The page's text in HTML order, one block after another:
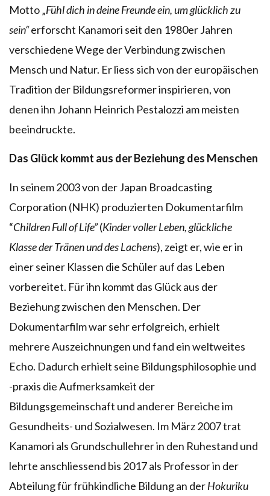
Motto „Fühl dich in deine Freunde ein, um glücklich zu
sein“erforscht Kanamori seit den 1980er Jahren
verschiedene Wege der Verbindung zwischen
Mensch und Natur. Er liess sich von der europäischen
Tradition der Bildungsreformer inspirieren, von
denen ihn Johann Heinrich Pestalozzi am meisten
beeindruckte.
Das Glück kommt aus der Beziehung des Menschen
In seinem 2003 von der Japan Broadcasting
Corporation (NHK) produzierten Dokumentarfilm
“Children Full of Life”(Kinder voller Leben, glückliche
Klasse der Tränen und des Lachens), zeigt er, wie er in
einer seiner Klassen die Schüler auf das Leben
vorbereitet. Für ihn kommt das Glück aus der
Beziehung zwischen den Menschen. Der
Dokumentarfilm war sehr erfolgreich, erhielt
mehrere Auszeichnungen und fand ein weltweites
Echo. Dadurch erhielt seine Bildungsphilosophie und
-praxis die Aufmerksamkeit der
Bildungsgemeinschaft und anderer Bereiche im
Gesundheits- und Sozialwesen. Im März 2007 trat
Kanamori als Grundschullehrer in den Ruhestand und
lehrte anschliessend bis 2017 als Professor in der
Abteilung für frühkindliche Bildung an derHokuriku